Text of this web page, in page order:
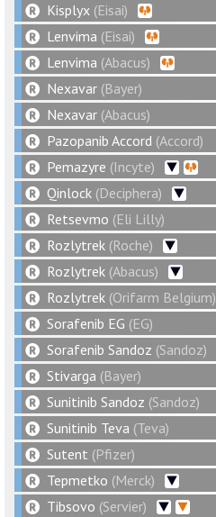
Kisplyx (Eisai)
Lenvima (Eisai)
Lenvima (Abacus)
Nexavar (Bayer)
Nexavar (Abacus)
Pazopanib Accord (Accord)
Pemazyre (Incyte)
Qinlock (Deciphera)
Retsevmo (Eli Lilly)
Rozlytrek (Roche)
Rozlytrek (Abacus)
Rozlytrek (Orifarm Belgium)
Sorafenib EG (EG)
Sorafenib Sandoz (Sandoz)
Stivarga (Bayer)
Sunitinib Sandoz (Sandoz)
Sunitinib Teva (Teva)
Sutent (Pfizer)
Tepmetko (Merck)
Tibsovo (Servier)